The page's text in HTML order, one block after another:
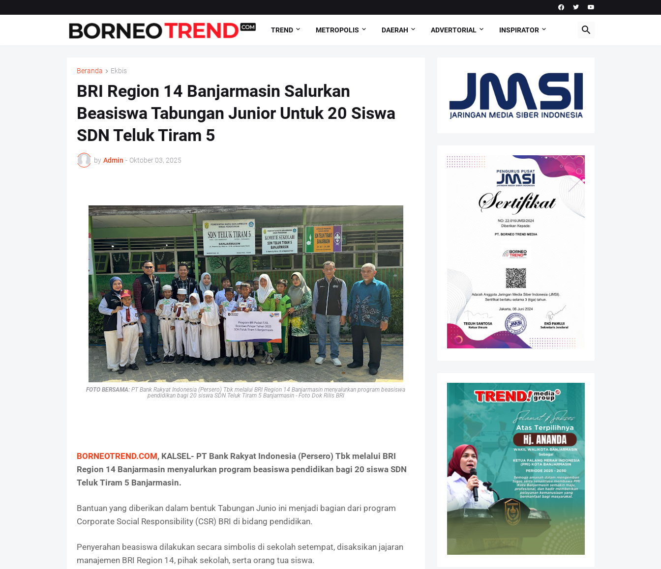
TREND METROPOLIS DAERAH ADVERTORIAL INSPIRATOR
Beranda Ekbis
BRI Region 14 Banjarmasin Salurkan
Beasiswa Tabungan Junior Untuk 20 Siswa
SDN Teluk Tiram 5
by Admin - Oktober 03, 2025
FOTO BERSAMA: PT Bank Rakyat Indonesia (Persero) Tbk melalui BRI Region 14 Banjarmasin menyalurkan program beasiswa
pendidikan bagi 20 siswa SDN Teluk Tiram 5 Banjarmasin - Foto Dok Rilis BRI
BORNEOTREND.COM, KALSEL- PT Bank Rakyat Indonesia (Persero) Tbk melalui BRI
Region 14 Banjarmasin menyalurkan program beasiswa pendidikan bagi 20 siswa SDN
Teluk Tiram 5 Banjarmasin.
Bantuan yang diberikan dalam bentuk Tabungan Junio ini menjadi bagian dari program
Corporate Social Responsibility (CSR) BRI di bidang pendidikan.
Penyerahan beasiswa dilakukan secara simbolis di sekolah setempat, disaksikan jajaran
manajemen BRI Region 14, pihak sekolah, serta orang tua siswa.